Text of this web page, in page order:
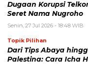
Dugaan Korupsi
Seret Nama Nugroho
Senin, 27 Jul 2026 - 18:48 WIB
Topik Pilihan
Dari Tips Abaya
Palestina: Cara Icha